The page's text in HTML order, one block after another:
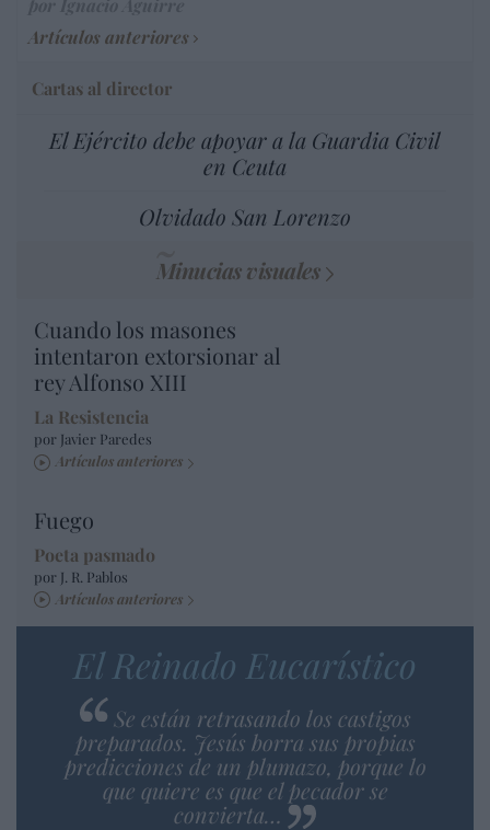
Artículos anteriores
Cartas al director
El Ejército debe apoyar a la Guardia Civil
en Ceuta
Olvidado San Lorenzo
Minucias visuales
Cuando los masones
intentaron extorsionar al
rey Alfonso XIII
La Resistencia
por Javier Paredes
Artículos anteriores
Fuego
Poeta pasmado
por J. R. Pablos
Artículos anteriores
El Reinado Eucarístico
Se están retrasando los castigos
preparados. Jesús borra sus propias
predicciones de un plumazo, porque lo
que quiere es que el pecador se
convierta…